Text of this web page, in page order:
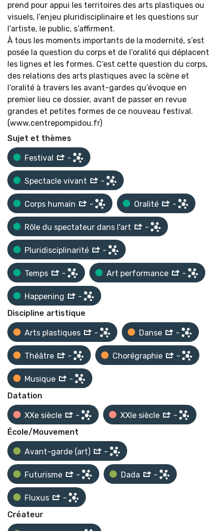
prend pour appui les territoires des arts plastiques ou
visuels, l’enjeu pluridisciplinaire et les questions sur
l’artiste, le public, s’affirment.
À tous les moments importants de la modernité, s’est
posée la question du corps et de l’oralité qui déplacent
les lignes et les formes. C’est cette question du corps,
des relations des arts plastiques avec la scène et
l’oralité à travers les avant-gardes qu’évoque en
premier lieu ce dossier, avant de passer en revue
grandes et petites formes de ce nouveau festival.
(www.centrepompidou.fr)
Sujet et thèmes
Festival -
Spectacle vivant -
Corps humain - Oralité -
Rôle du spectateur dans l'art -
Pluridisciplinarité -
Temps - Art performance -
Happening
-
Discipline artistique
Arts plastiques - Danse -
Théâtre - Chorégraphie -
Musique
-
Datation
XXe siècle - XXIe siècle
-
École/Mouvement
Avant-garde (art) -
Futurisme - Dada -
Fluxus
-
Créateur